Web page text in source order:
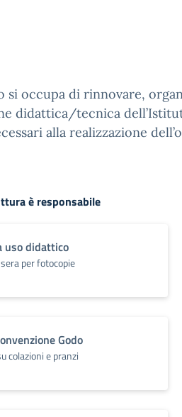
si occupa di rinnovare,
didattica/tecnica
alla realizzazione
è responsabile
uso didattico
per fotocopie
Godo
colazioni e pranzi